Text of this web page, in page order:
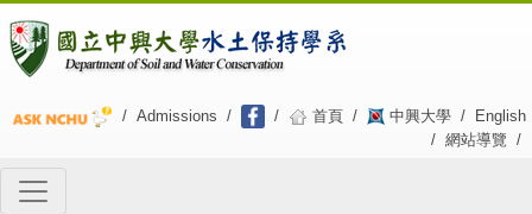
/ Admissions / / 首頁 / 中興大學 /
English
/ 網站導覽 /